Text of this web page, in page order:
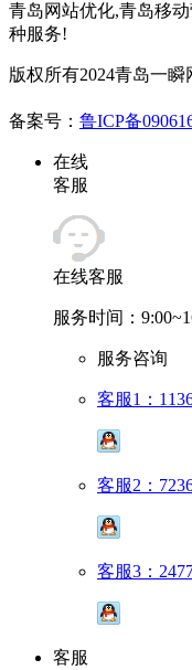
青岛网站优化,青岛移
种服务!
版权所有2024青岛一瞬
备案号： 鲁ICP备
在线
客服
在线客服
服务时间：
服务咨询
客服1：
客服2：
客服3：
客服